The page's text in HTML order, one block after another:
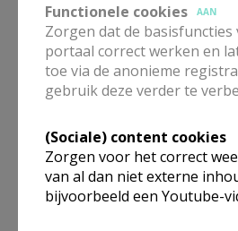
Functionele cookies
AAN
Zorgen dat de basisfuncties
portaal correct werken en
toe via de anonieme
gebruik deze verder te
(Sociale) content cookies
Zorgen voor het correct
van al dan niet externe
bijvoorbeeld een Youtube-